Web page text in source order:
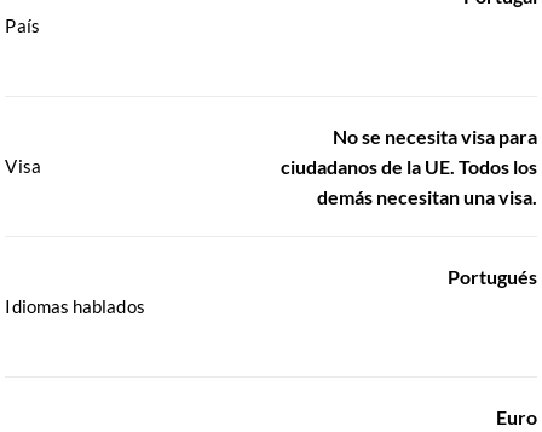
País
Visa
No se necesita visa para
ciudadanos de la UE. Todos los
demás necesitan una visa.
Idiomas hablados
Portugués
Euro